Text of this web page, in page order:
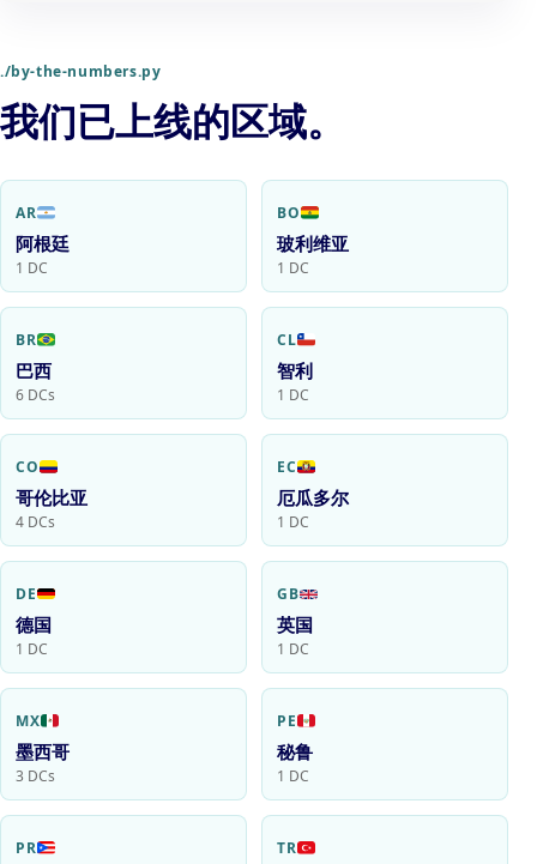
./by-the-numbers.py
我们已上线的区域。
AR
阿根廷
1 DC
BO
玻利维亚
1 DC
BR
巴西
6 DCs
CL
智利
1 DC
CO
哥伦比亚
4 DCs
EC
厄瓜多尔
1 DC
DE
德国
1 DC
GB
英国
1 DC
MX
墨西哥
3 DCs
PE
秘鲁
1 DC
PR TR